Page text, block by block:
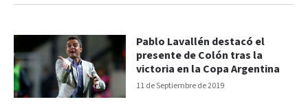
11 de Septiembre de 2019
Pablo Lavallén destacó el
presente de Colón tras la
victoria en la Copa Argentina